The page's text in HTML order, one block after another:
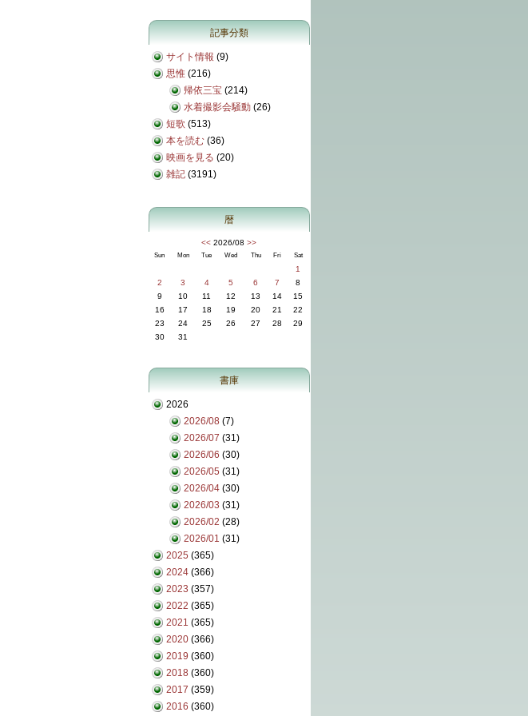
記事分類
サイト情報 (9)
思惟 (216)
帰依三宝 (214)
水着撮影会騒動 (26)
短歌 (513)
本を読む (36)
映画を見る (20)
雑記 (3191)
暦
<< 2026/08 >>
Sun Mon Tue Wed Thu Fri Sat
1
2
3 4 5 6 7
8
9
10 11 12 13 14
15
16
17 18 19 20 21
22
23
24 25 26 27 28
29
30
31
書庫
2026
2026/08 (7)
2026/07 (31)
2026/06 (30)
2026/05 (31)
2026/04 (30)
2026/03 (31)
2026/02 (28)
2026/01 (31)
2025 (365)
2024 (366)
2023 (357)
2022 (365)
2021 (365)
2020 (366)
2019 (360)
2018 (360)
2017 (359)
2016 (360)